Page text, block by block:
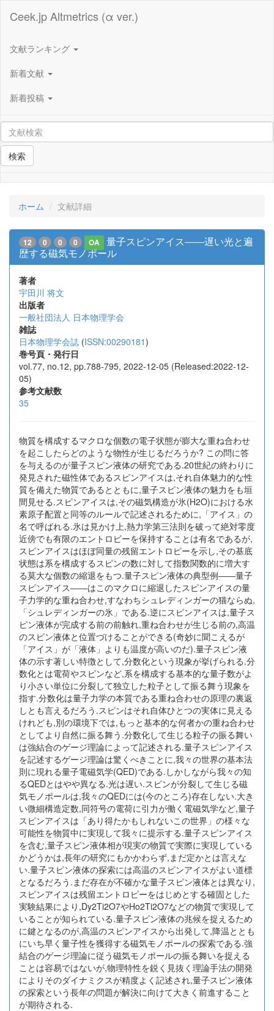
Ceek.jp Altmetrics (α ver.)
文献ランキング
新着文献
新着投稿
検索
ホーム 文献詳細
12 0 0 0 OA
量子スピンアイス――遅い光と遍
歴する磁気モノポール
著者
宇田川 将文
出版者
一般社団法人 日本物理学会
雑誌
日本物理学会誌 (ISSN:00290181)
巻号頁・発行日
vol.77, no.12, pp.788-795, 2022-12-05 (Released:2022-12-
05)
参考文献数
35
物質を構成するマクロな個数の電子状態が膨大な重ね合わせ
を起こしたらどのような物性が生じるだろうか? この問に答
を与えるのが量子スピン液体の研究である.20世紀の終わりに
発見された磁性体であるスピンアイスは,それ自体魅力的な性
質を備えた物質であるとともに,量子スピン液体の魅力をも垣
間見せる.スピンアイスは,その磁気構造が氷(H2O)における水
素原子配置と同等のルールで記述されるために,「アイス」の
名で呼ばれる.氷は見かけ上,熱力学第三法則を破って絶対零度
近傍でも有限のエントロピーを保持することは有名であるが,
スピンアイスはほぼ同量の残留エントロピーを示し,その基底
状態は系を構成するスピンの数に対して指数関数的に増大す
る莫大な個数の縮退をもつ.量子スピン液体の典型例――量子
スピンアイス――はこのマクロに縮退したスピンアイスの量
子力学的な重ね合わせ,すなわちシュレディンガーの猫ならぬ,
「シュレディンガーの氷」である.逆にスピンアイスは,量子ス
ピン液体が完成する前の前触れ,重ね合わせが生じる前の,高温
のスピン液体と位置づけることができる(奇妙に聞こえるが
「アイス」が「液体」よりも温度が高いのだ).量子スピン液
体の示す著しい特徴として,分数化という現象が挙げられる.分
数化とは電荷やスピンなど,系を構成する基本的な量子数がよ
り小さい単位に分裂して独立した粒子として振る舞う現象を
指す.分数化は量子力学の本質である重ね合わせの原理の裏返
しとも言えるだろう.スピンはそれ自体ひとつの実体に見える
けれども,別の環境下では,もっと基本的な何者かの重ね合わせ
としてより自然に振る舞う.分数化して生じる粒子の振る舞い
は強結合のゲージ理論によって記述される.量子スピンアイス
を記述するゲージ理論は驚くべきことに,我々の世界の基本法
則に現れる量子電磁気学(QED)である.しかしながら我々の知
るQEDとはやや異なる.光は遅い.スピンが分裂して生じる磁
気モノポールは,我々のQEDには(今のところ)存在しない.大き
い微細構造定数,同符号の電荷に引力が働く電磁気学など,量子
スピンアイスは「あり得たかもしれないこの世界」の様々な
可能性を物質中に実現して我々に提示する.量子スピンアイス
を含む,量子スピン液体相が現実の物質で実際に実現している
かどうかは,長年の研究にもかかわらず,まだ定かとは言えな
い.量子スピン液体の探索には高温のスピンアイスがよい道標
となるだろう.まだ存在が不確かな量子スピン液体とは異なり,
スピンアイスは残留エントロピーをはじめとする確固とした
実験結果により,Dy2Ti2O7やHo2Ti2O7などの物質で実現して
いることが知られている.量子スピン液体の兆候を捉えるため
に鍵となるのが,高温のスピンアイスから出発して,降温ととも
にいち早く量子性を獲得する磁気モノポールの探索である.強
結合のゲージ理論に従う磁気モノポールの振る舞いを捉える
ことは容易ではないが,物理特性を鋭く見抜く理論手法の開発
によりそのダイナミクスが精度よく記述され,量子スピン液体
の探索という長年の問題が解決に向けて大きく前進すること
が期待される.